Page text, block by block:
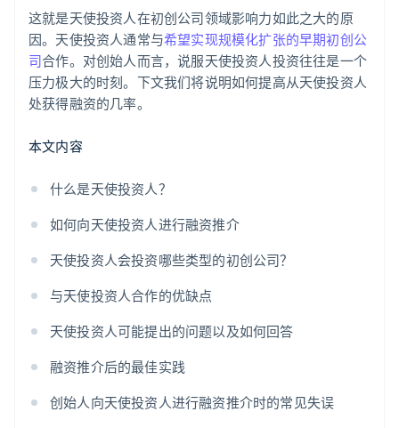
退出策略不明确
这就是天使投资人在初创公司领域影响力如此之大的原
因。天使投资人通常与希望实现规模化扩张的早期初创公
司合作。对创始人而言，说服天使投资人投资往往是一个
压力极大的时刻。下文我们将说明如何提高从天使投资人
处获得融资的几率。
本文内容
什么是天使投资人？
如何向天使投资人进行融资推介
天使投资人会投资哪些类型的初创公司？
与天使投资人合作的优缺点
天使投资人可能提出的问题以及如何回答
融资推介后的最佳实践
创始人向天使投资人进行融资推介时的常见失误